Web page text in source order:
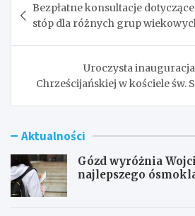
wpisu
Bezpłatne konsultacje
stóp dla różnych grup
Uroczysta
Chrześcijańskiej w kościele św.
Aktualności
Gózd wyróżnia
najlepszego